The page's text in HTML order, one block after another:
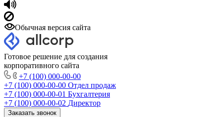
Обычная версия сайта
Готовое решение для создания
корпоративного сайта
+7 (100) 000-00-00
+7 (100) 000-00-00 Отдел продаж
+7 (100) 000-00-01 Бухгалтерия
+7 (100) 000-00-02 Директор
Заказать звонок